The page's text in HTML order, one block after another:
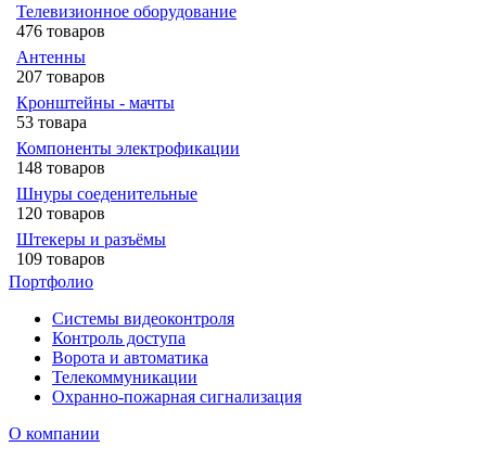
Телевизионное оборудование
476 товаров
Антенны
207 товаров
Кронштейны - мачты
53 товара
Компоненты электрофикации
148 товаров
Шнуры соеденительные
120 товаров
Штекеры и разъёмы
109 товаров
Портфолио
Системы видеоконтроля
Контроль доступа
Ворота и автоматика
Телекоммуникации
Охранно-пожарная сигнализация
О компании